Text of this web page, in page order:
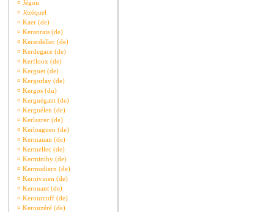
¤ Jégou
¤ Jézéquel
¤ Kaer (de)
¤ Keranrais (de)
¤ Kerardellec (de)
¤ Kerdegace (de)
¤ Kerfloux (de)
¤ Kergoet (de)
¤ Kergorlay (de)
¤ Kergos (du)
¤ Kerguégant (de)
¤ Kerguélen (de)
¤ Kerlazrec (de)
¤ Kerloaguen (de)
¤ Kermauan (de)
¤ Kermellec (de)
¤ Kerminihy (de)
¤ Kermodiern (de)
¤ Kernivinen (de)
¤ Kerouant (de)
¤ Kerourcuff (de)
¤ Kerouzéré (de)